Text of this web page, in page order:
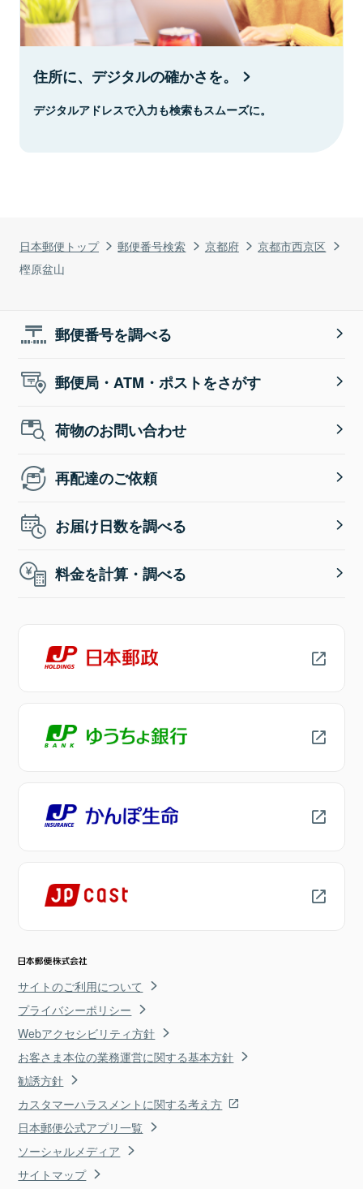
日本郵便トップ 郵便番号検索 京都府
京都市西京区
樫原盆山
住所に、デジタルの確かさを。
デジタルアドレスで入力も検索もスムーズに。
郵便番号を調べる
郵便局・ATM・ポストをさがす
荷物のお問い合わせ
再配達のご依頼
お届け日数を調べる
料金を計算・調べる
サイトのご利用について
プライバシーポリシー
Webアクセシビリティ方針
お客さま本位の業務運営に関する基本方針
勧誘方針
カスタマーハラスメントに関する考え方
日本郵便公式アプリ一覧
ソーシャルメディア
サイトマップ